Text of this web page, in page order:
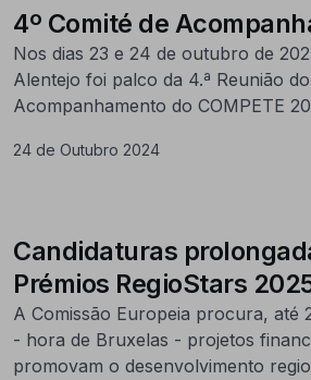
4º Comité de
Nos dias 23 e 24 de outubro de
Alentejo foi palco da 4.ª Reunião
Acompanhamento do COMPETE
24 de Outubro 2024
Candidaturas
Prémios RegioStars
A Comissão Europeia procura, até
- hora de Bruxelas - projetos
promovam o desenvolvimento